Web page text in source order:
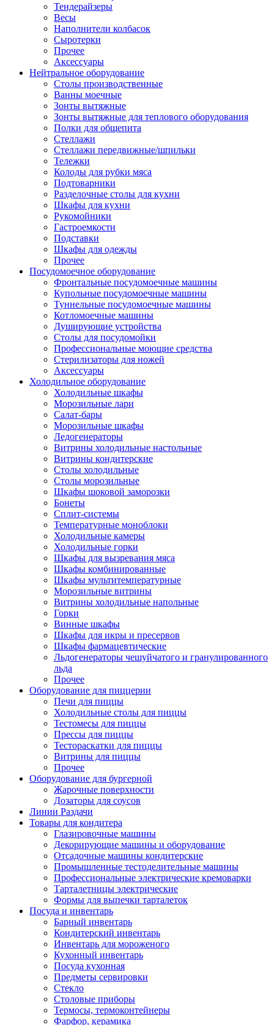
Тендерайзеры
Весы
Наполнители колбасок
Сыротерки
Прочее
Аксессуары
Нейтральное оборудование
Столы производственные
Ванны моечные
Зонты вытяжные
Зонты вытяжные для теплового оборудования
Полки для общепита
Стеллажи
Стеллажи передвижные/шпильки
Тележки
Колоды для рубки мяса
Подтоварники
Разделочные столы для кухни
Шкафы для кухни
Рукомойники
Гастроемкости
Подставки
Шкафы для одежды
Прочее
Посудомоечное оборудование
Фронтальные посудомоечные машины
Купольные посудомоечные машины
Туннельные посудомоечные машины
Котломоечные машины
Душирующие устройства
Столы для посудомойки
Профессиональные моющие средства
Стерилизаторы для ножей
Аксессуары
Холодильное оборудование
Холодильные шкафы
Морозильные лари
Салат-бары
Морозильные шкафы
Ледогенераторы
Витрины холодильные настольные
Витрины кондитерские
Столы холодильные
Столы морозильные
Шкафы шоковой заморозки
Бонеты
Сплит-системы
Температурные моноблоки
Холодильные камеры
Холодильные горки
Шкафы для вызревания мяса
Шкафы комбинированные
Шкафы мультитемпературные
Морозильные витрины
Витрины холодильные напольные
Горки
Винные шкафы
Шкафы для икры и пресервов
Шкафы фармацевтические
Льдогенераторы чешуйчатого и гранулированного
льда
Прочее
Оборудование для пиццерии
Печи для пиццы
Холодильные столы для пиццы
Тестомесы для пиццы
Прессы для пиццы
Тестораскатки для пиццы
Витрины для пиццы
Прочее
Оборудование для бургерной
Жарочные поверхности
Дозаторы для соусов
Линии Раздачи
Товары для кондитера
Глазировочные машины
Декорирующие машины и оборудование
Отсадочные машины кондитерские
Промышленные тестоделительные машины
Профессиональные электрические кремоварки
Тарталетницы электрические
Формы для выпечки тарталеток
Посуда и инвентарь
Барный инвентарь
Кондитерский инвентарь
Инвентарь для мороженого
Кухонный инвентарь
Посуда кухонная
Предметы сервировки
Стекло
Столовые приборы
Термосы, термоконтейнеры
Фарфор, керамика